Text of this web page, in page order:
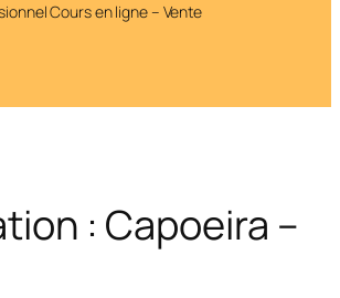
Cours en ligne – Vente
: Capoeira –